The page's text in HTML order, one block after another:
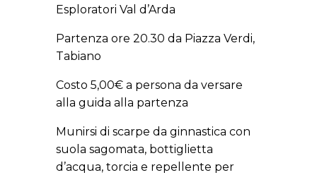
Esploratori Val d’Arda
Partenza ore 20.30 da Piazza Verdi,
Tabiano
Costo 5,00€ a persona da versare
alla guida alla partenza
Munirsi di scarpe da ginnastica con
suola sagomata, bottiglietta
d’acqua, torcia e repellente per